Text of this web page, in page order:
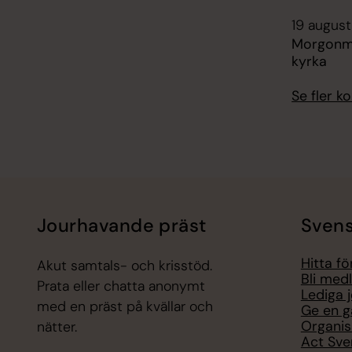
19
kyrka
Se fler
Jourhavande präst
Akut samtals- och krisstöd.
Prata eller chatta anonymt
med en präst på kvällar och
nätter.
Hitta
Bli
Lediga
Ge en
Act